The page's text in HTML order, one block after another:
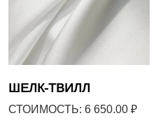
ШЕЛК-ТВИЛЛ
СТОИМОСТЬ: 6 650.00 ₽